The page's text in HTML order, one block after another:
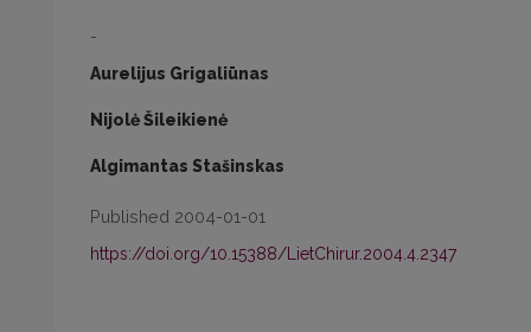
-
Aurelijus Grigaliūnas
Nijolė Šileikienė
Algimantas Stašinskas
Published 2004-01-01
https://doi.org/10.15388/LietChirur.2004.4.2347